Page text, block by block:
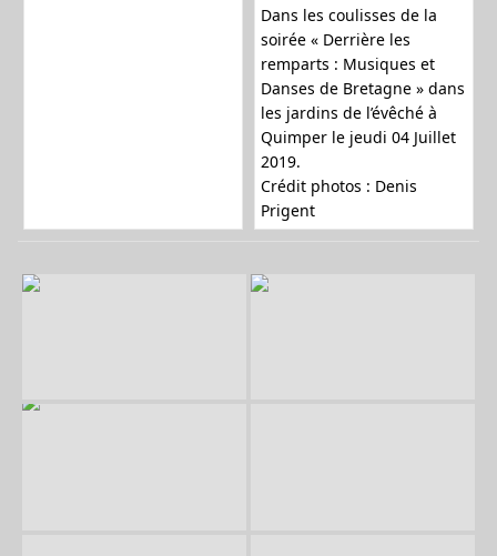
Dans les coulisses de la
soirée « Derrière les
remparts : Musiques et
Danses de Bretagne » dans
les jardins de l’évêché à
Quimper le jeudi 04 Juillet
2019.
Crédit photos : Denis
Prigent